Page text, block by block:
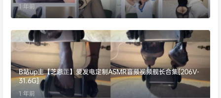
1 年前
B站up主【芝恩㱏】爱发电定制ASMR音频视频舰长合集[206V-
31.6G]
1 年前